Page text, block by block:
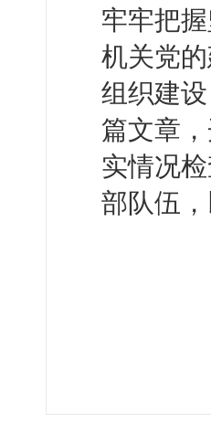
牢牢把
机关党
组织建
篇文章
实情况
部队伍